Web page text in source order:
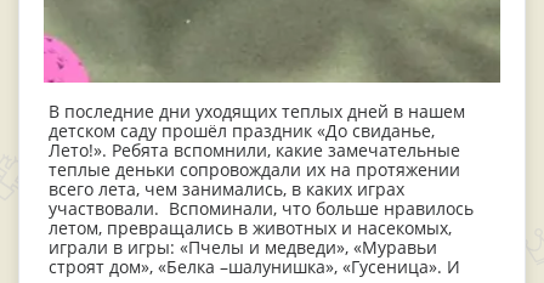
В последние дни уходящих теплых дней в нашем
детском саду прошёл праздник «До свиданье,
Лето!». Ребята вспомнили, какие замечательные
теплые деньки сопровождали их на протяжении
всего лета, чем занимались, в каких играх
участвовали. Вспоминали, что больше нравилось
летом, превращались в животных и насекомых,
играли в игры: «Пчелы и медведи», «Муравьи
строят дом», «Белка –шалунишка», «Гусеница». И